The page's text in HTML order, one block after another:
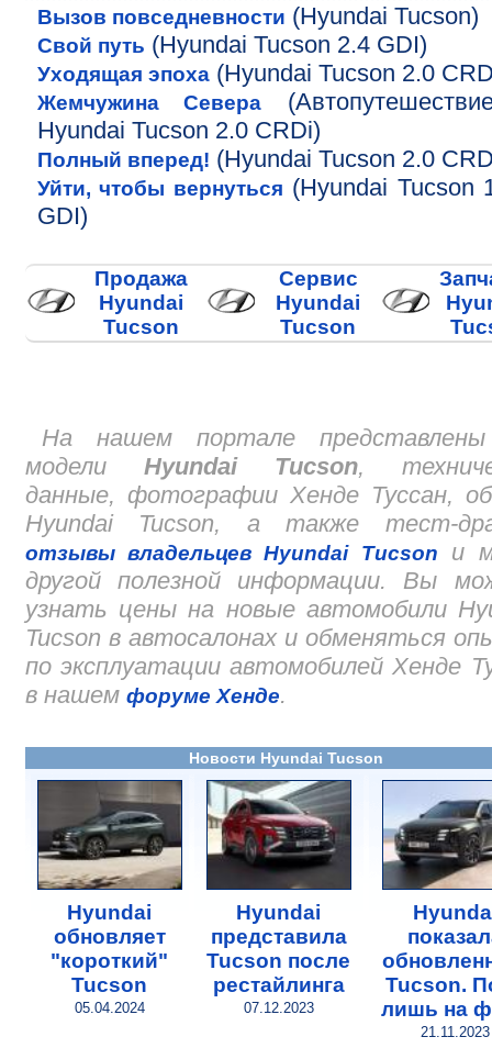
Вызов повседневности (Hyundai Tucson)
Свой путь (Hyundai Tucson 2.4 GDI)
Уходящая эпоха(Hyundai Tucson 2.0
Жемчужина Севера
Hyundai Tucson 2.0 CRDi)
Полный вперед! (Hyundai Tucson 2.0
Уйти, чтобы вернуться (Hyundai Tucson
GDI)
Продажа
Hyundai
Tucson
Сервис
Hyundai
Tucson
На нашем портале
модели Hyundai Tucson,
данные, фотографии Хенде Туссан,
Hyundai Tucson, а также тест-
отзывы владельцев Hyundai Tucson
и
другой полезной информации. Вы
узнать цены на новые автомобили
Tucson в автосалонах и обменяться
по эксплуатации автомобилей Хенде
в нашем форуме Хенде.
Новости Hyundai Tucson
Hyundai
обновляет
"короткий"
Tucson
05.04.2024
Hyundai
представила
Tucson после
рестайлинга
07.12.2023
Tucson.
лишь на
21.11.2023